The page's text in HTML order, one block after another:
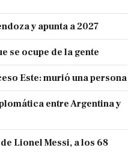
y apunta a 2027
se ocupe de la gente
Este: murió una persona
entre Argentina y
Lionel Messi, a los 68